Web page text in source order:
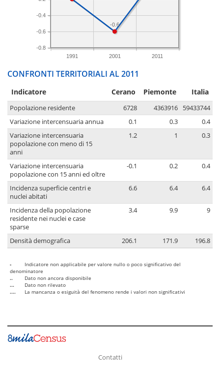
1991 2001 2011
-0.8
-0.6
-0.4
-0.6
CONFRONTI TERRITORIALI AL 2011
Indicatore Cerano Piemonte Italia
Popolazione residente 6728 4363916
59433744
Variazione intercensuaria annua
0.1 0.3
0.4
Variazione intercensuaria
popolazione con meno di 15
anni
1.2 1 0.3
Variazione intercensuaria
popolazione con 15 anni ed oltre
-0.1 0.2 0.4
Incidenza superficie centri e
nuclei abitati
6.6 6.4 6.4
Incidenza della popolazione
residente nei nuclei e case
sparse
3.4 9.9 9
Densità demografica 206.1 171.9 196.8
-
Indicatore non applicabile per valore nullo o poco significativo del
denominatore
..
Dato non ancora disponibile
...
Dato non rilevato
....
La mancanza o esiguità del fenomeno rende i valori non significativi
Contatti